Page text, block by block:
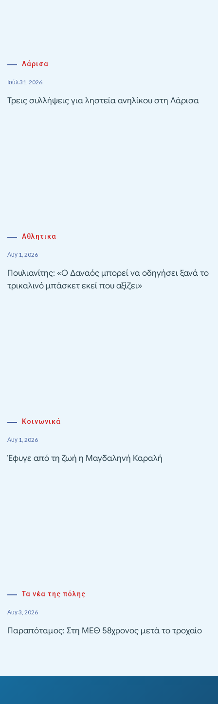
Λάρισα
Ιούλ 31, 2026
Τρεις συλλήψεις για ληστεία ανηλίκου στη Λάρισα
Αθλητικα
Αυγ 1, 2026
Πουλιανίτης: «Ο Δαναός μπορεί να οδηγήσει ξανά το
τρικαλινό μπάσκετ εκεί που αξίζει»
Κοινωνικά
Αυγ 1, 2026
Έφυγε από τη ζωή η Μαγδαληνή Καραλή
Τα νέα της πόλης
Αυγ 3, 2026
Παραπόταμος: Στη ΜΕΘ 58χρονος μετά το τροχαίο